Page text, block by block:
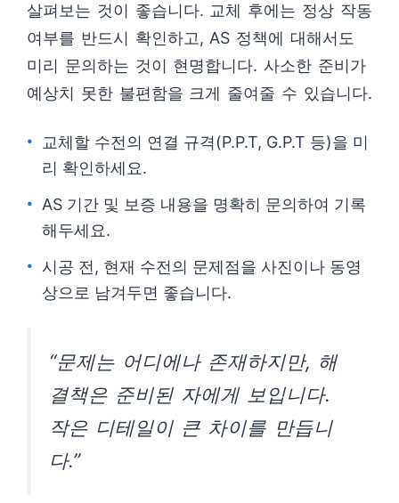
살펴보는 것이 좋습니다. 교체 후에는 정상 작동
여부를 반드시 확인하고, AS 정책에 대해서도
미리 문의하는 것이 현명합니다. 사소한 준비가
예상치 못한 불편함을 크게 줄여줄 수 있습니다.
교체할 수전의 연결 규격(P.P.T, G.P.T 등)을 미
리 확인하세요.
AS 기간 및 보증 내용을 명확히 문의하여 기록
해두세요.
시공 전, 현재 수전의 문제점을 사진이나 동영
상으로 남겨두면 좋습니다.
“문제는 어디에나 존재하지만, 해
결책은 준비된 자에게 보입니다.
작은 디테일이 큰 차이를 만듭니
다.”